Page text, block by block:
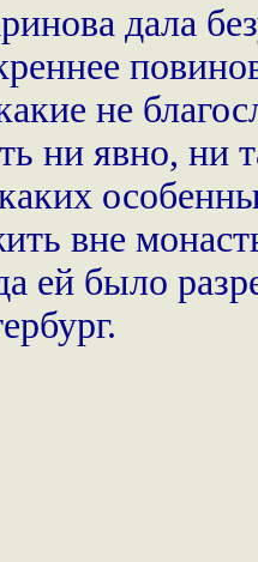
дала
не
ни явно, ни
вне
ей было